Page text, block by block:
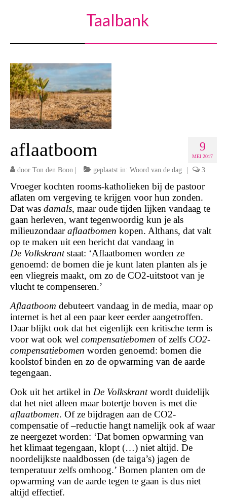
Taalbank
9
MEI 2017
aflaatboom
door Ton den Boon geplaatst in: Woord van de dag 3
Vroeger kochten rooms-katholieken bij de pastoor
aflaten om vergeving te krijgen voor hun zonden.
Dat was damals, maar oude tijden lijken vandaag te
gaan herleven, want tegenwoordig kun je als
milieuzondaaraflaatbomen kopen. Althans, dat valt
op te maken uit een bericht dat vandaag in
De Volkskrantstaat: ‘Aflaatbomen worden ze
genoemd: de bomen die je kunt laten planten als je
een vliegreis maakt, om zo de CO2-uitstoot van je
vlucht te compenseren.’
Aflaatboom debuteert vandaag in de media, maar op
internet is het al een paar keer eerder aangetroffen.
Daar blijkt ook dat het eigenlijk een kritische term is
voor wat ook wel compensatiebomen of zelfs CO2-
compensatiebomen worden genoemd: bomen die
koolstof binden en zo de opwarming van de aarde
tegengaan.
Ook uit het artikel in De Volkskrantwordt duidelijk
dat het niet alleen maar botertje boven is met die
aflaatbomen. Of ze bijdragen aan de CO2-
compensatie of –reductie hangt namelijk ook af waar
ze neergezet worden: ‘Dat bomen opwarming van
het klimaat tegengaan, klopt (…) niet altijd. De
noordelijkste naaldbossen (de taiga’s) jagen de
temperatuur zelfs omhoog.’ Bomen planten om de
opwarming van de aarde tegen te gaan is dus niet
altijd effectief.